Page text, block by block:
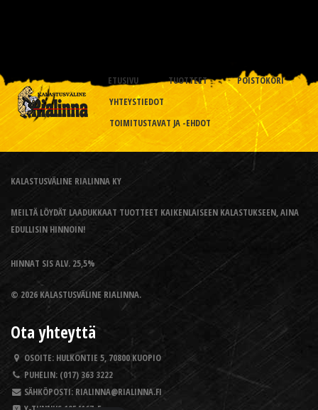
ETUSIVU TUOTTEET
POISTOKORI
YHTEYSTIEDOT
TOIMITUSTAVAT JA -EHDOT
KALASTUSVÄLINE RIALINNA KY
MEILTÄ LÖYDÄT LAADUKKAAT TUOTTEET KAIKENLAISEEN KALASTUKSEEN, AINA
EDULLISIN HINNOIN!
HINNAT SIS ALV. 25,5%
© 2026 KALASTUSVÄLINE RIALINNA.
Ota yhteyttä
OSOITE: HULKONTIE 5, 70800 KUOPIO
PUHELIN: (017) 363 3222
SÄHKÖPOSTI: RIALINNA@RIALINNA.FI